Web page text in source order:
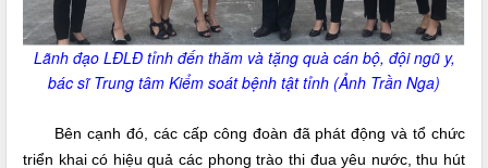
Lãnh đạo LĐLĐ tỉnh đến thăm và tặng quà cán bộ, đội ngũ y,
bác sĩ Trung tâm Kiểm soát bệnh tật tỉnh (Ảnh Trần Nga)
Bên cạnh đó, các cấp công đoàn đã phát động và tổ chức
triển khai có hiệu quả các phong trào thi đua yêu nước, thu hút